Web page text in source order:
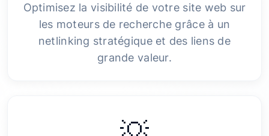
Optimisez la visibilité de votre site web sur
les moteurs de recherche grâce à un
netlinking stratégique et des liens de
grande valeur.